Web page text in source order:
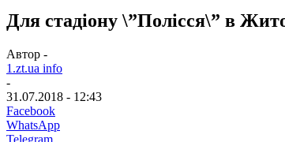
Для стадіону \”Полісся\” в
Автор -
1.zt.ua info
-
31.07.2018 - 12:43
Facebook
WhatsApp
Telegram